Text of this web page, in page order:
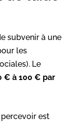
subvenir à une
les
Le
€ à 100 € par
est